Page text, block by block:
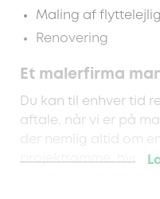
Maling af
Renovering
Et malerfirma
Du kan til enhver tid
aftale, når vi er på
der nemlig altid om
projektramme, hvor